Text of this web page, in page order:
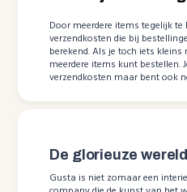
Door meerdere items tegelijk
verzendkosten die bij
berekend. Als je toch iets
meerdere items kunt bestellen.
verzendkosten maar bent ook
De glorieuze
Gusta is niet zomaar een